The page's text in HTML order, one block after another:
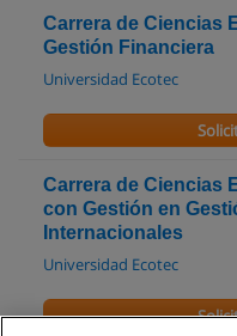
Carrera de Ciencias
Gestión Financiera
Universidad Ecotec
Carrera de Ciencias
con Gestión en
Internacionales
Universidad Ecotec